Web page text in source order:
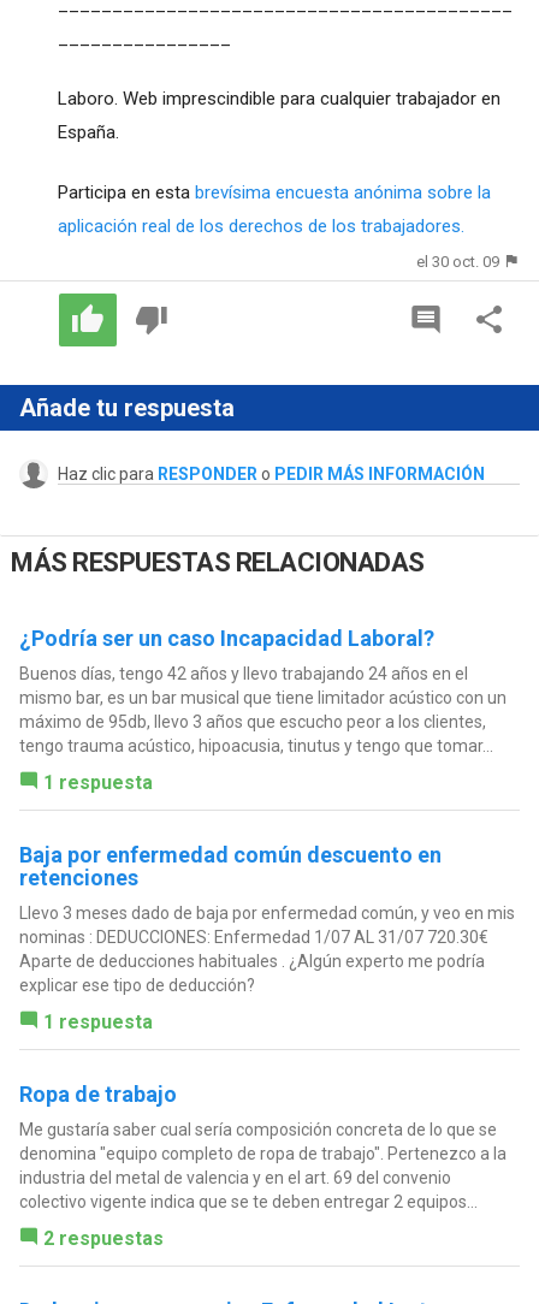
Laboro. Web imprescindible para cualquier trabajador en
España.
Participa en esta brevísima encuesta anónima sobre la
aplicación real de los derechos de los trabajadores.
el 30 oct. 09
Añade tu respuesta
Haz clic para RESPONDER o PEDIR MÁS INFORMACIÓN
MÁS RESPUESTAS RELACIONADAS
¿Podría ser un caso Incapacidad Laboral?
Buenos días, tengo 42 años y llevo trabajando 24 años en el
mismo bar, es un bar musical que tiene limitador acústico con un
máximo de 95db, llevo 3 años que escucho peor a los clientes,
tengo trauma acústico, hipoacusia, tinutus y tengo que tomar...
1 respuesta
Baja por enfermedad común descuento en
retenciones
Llevo 3 meses dado de baja por enfermedad común, y veo en mis
nominas : DEDUCCIONES: Enfermedad 1/07 AL 31/07 720.30€
Aparte de deducciones habituales . ¿Algún experto me podría
explicar ese tipo de deducción?
1 respuesta
Ropa de trabajo
Me gustaría saber cual sería composición concreta de lo que se
denomina "equipo completo de ropa de trabajo". Pertenezco a la
industria del metal de valencia y en el art. 69 del convenio
colectivo vigente indica que se te deben entregar 2 equipos...
2 respuestas